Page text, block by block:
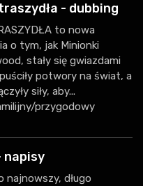
- dubbing
to nowa
o tym, jak Minionki
stały się gwiazdami
potwory na świat, a
siły, aby...
przygodowy
napisy
najnowszy, długo